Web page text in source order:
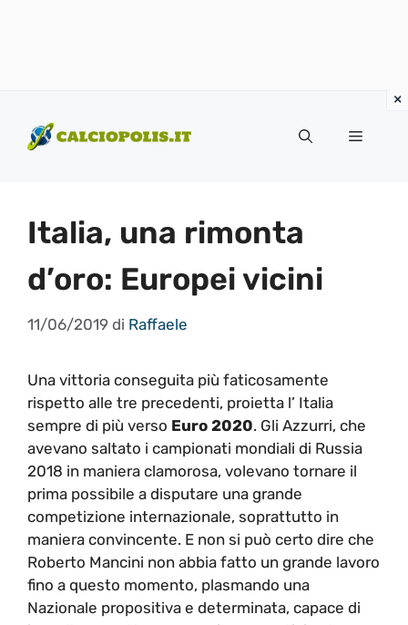
contenuto
Menu
Italia, una rimonta
d’oro: Europei vicini
11/06/2019 di Raffaele
Una vittoria conseguita più faticosamente
rispetto alle tre precedenti, proietta l’ Italia
sempre di più verso Euro 2020. Gli Azzurri, che
avevano saltato i campionati mondiali di Russia
2018 in maniera clamorosa, volevano tornare il
prima possibile a disputare una grande
competizione internazionale, soprattutto in
maniera convincente. E non si può certo dire che
Roberto Mancini non abbia fatto un grande lavoro
fino a questo momento, plasmando una
Nazionale propositiva e determinata, capace di